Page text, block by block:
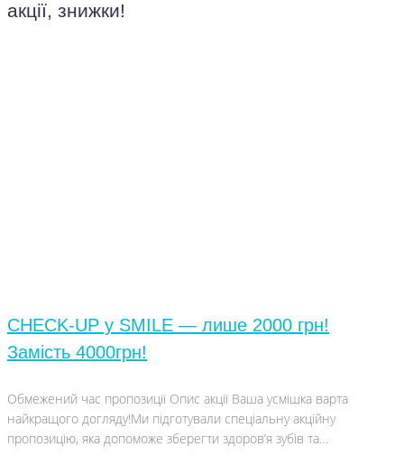
акції, знижки!
CHECK-UP у SMILE — лише 2000 грн!
Замість 4000грн!
Обмежений час пропозиції Опис акції Ваша усмішка варта
найкращого догляду!Ми підготували спеціальну акційну
пропозицію, яка допоможе зберегти здоров’я зубів та…